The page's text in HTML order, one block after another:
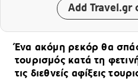
Add Travel.gr
Ένα ακόμη ρεκόρ θα
τουρισμός κατά τη
τις διεθνείς αφίξεις